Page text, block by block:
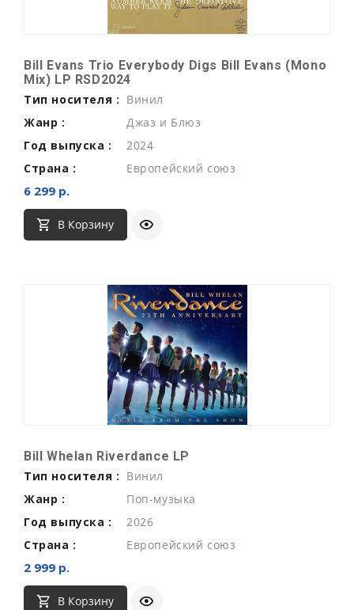
Bill Evans Trio Everybody Digs Bill Evans (Mono
Mix) LP RSD2024
Тип носителя : Винил
Жанр :
Джаз и Блюз
Год выпуска :
2024
Страна :
Европейский союз
6 299 р.
В Корзину
Bill Whelan Riverdance LP
Тип носителя : Винил
Жанр :
Поп-музыка
Год выпуска :
2026
Страна :
Европейский союз
2 999 р.
В Корзину